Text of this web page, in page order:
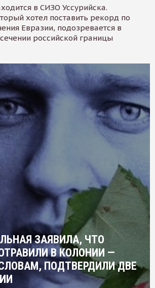
в СИЗО Уссурийска.
хотел поставить рекорд по
Евразии, подозревается в
российской границы
ЗАЯВИЛА, ЧТО
В КОЛОНИИ —
ПОДТВЕРДИЛИ ДВЕ